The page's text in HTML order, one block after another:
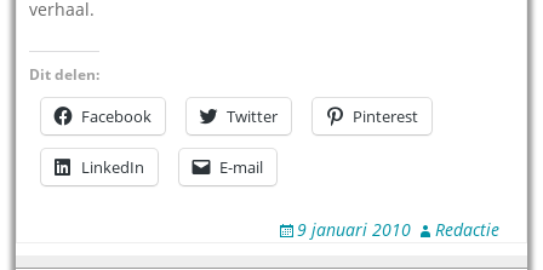
verhaal.
Dit delen:
Facebook Twitter Pinterest
LinkedIn E-mail
9 januari 2010 Redactie